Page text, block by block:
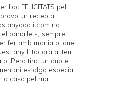
lloc FELICITATS pel
un recepta
i com no
panallets, sempre
fer amb moniato, que
any li tocarà al teu
Pero tinc un dubte...
es algo especial
a casa pel mal